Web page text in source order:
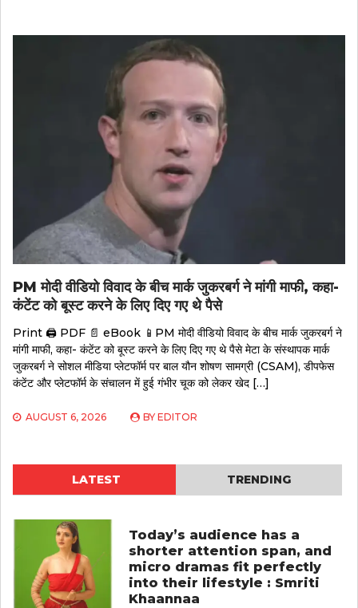
PM मोदी वीडियो विवाद के बीच मार्क जुकरबर्ग ने मांगी माफी, कहा-
कंटेंट को बूस्ट करने के लिए दिए गए थे पैसे
Print 🖨 PDF 📄 eBook 📱PM मोदी वीडियो विवाद के बीच मार्क जुकरबर्ग ने
मांगी माफी, कहा- कंटेंट को बूस्ट करने के लिए दिए गए थे पैसे मेटा के संस्थापक मार्क
जुकरबर्ग ने सोशल मीडिया प्लेटफॉर्म पर बाल यौन शोषण सामग्री (CSAM), डीपफेस
कंटेंट और प्लेटफॉर्म के संचालन में हुई गंभीर चूक को लेकर खेद […]
AUGUST 6, 2026 BY EDITOR
LATEST TRENDING
Today’s audience has a
shorter attention span, and
micro dramas fit perfectly
into their lifestyle : Smriti
Khaannaa